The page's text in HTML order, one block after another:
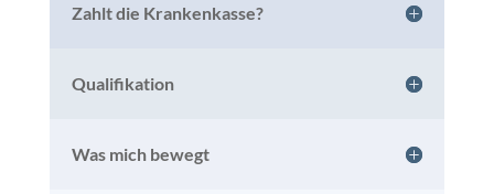
Zahlt die Krankenkasse?
Qualifikation
Was mich bewegt